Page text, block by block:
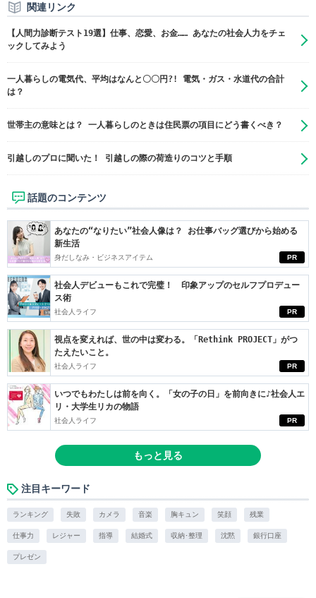
関連リンク
【人間力診断テスト19選】仕事、恋愛、お金…… あなたの社会人力をチェ
ックしてみよう
一人暮らしの電気代、平均はなんと〇〇円?! 電気・ガス・水道代の合計
は？
世帯主の意味とは？ 一人暮らしのときは住民票の項目にどう書くべき？
引越しのプロに聞いた！ 引越しの際の荷造りのコツと手順
話題のコンテンツ
PR
あなたの“なりたい”社会人像は？ お仕事バッグ選びから始める
新生活
身だしなみ・ビジネスアイテム
PR
社会人デビューもこれで完璧！ 印象アップのセルフプロデュー
ス術
社会人ライフ
PR
視点を変えれば、世の中は変わる。「Rethink PROJECT」がつ
たえたいこと。
社会人ライフ
PR
いつでもわたしは前を向く。「女の子の日」を前向きに♪社会人エ
リ・大学生リカの物語
社会人ライフ
もっと見る
注目キーワード
ランキング 失敗 カメラ 音楽 胸キュン 笑顔 残業
仕事力 レジャー 指導 結婚式 収納･整理 沈黙 銀行口座
プレゼン